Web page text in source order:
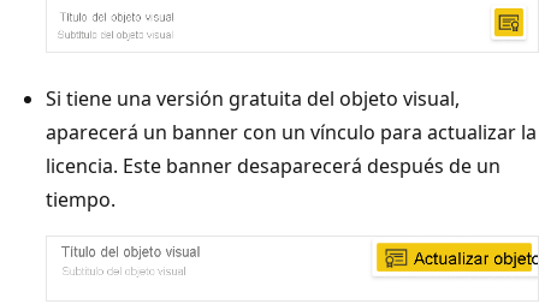
Si tiene una versión gratuita del objeto visual,
aparecerá un banner con un vínculo para actualizar la
licencia. Este banner desaparecerá después de un
tiempo.